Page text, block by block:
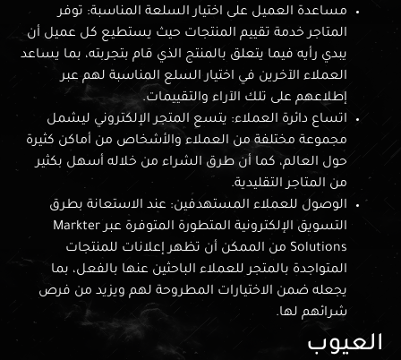
مساعدة العميل على اختيار السلعة المناسبة: توفر
المتاجر خدمة تقييم المنتجات حيث يستطيع كل عميل أن
يبدي رأيه فيما يتعلق بالمنتج الذي قام بتجربته، بما يساعد
العملاء الآخرين في اختيار السلع المناسبة لهم عبر
إطلاعهم على تلك الآراء والتقييمات.
اتساع دائرة العملاء: يتسع المتجر الإلكتروني ليشمل
مجموعة مختلفة من العملاء والأشخاص من أماكن كثيرة
حول العالم، كما أن طرق الشراء من خلاله أسهل بكثير
من المتاجر التقليدية.
الوصول للعملاء المستهدفين: عند الاستعانة بطرق
التسويق الإلكترونية المتطورة المتوفرة عبر Markter
Solutions من الممكن أن تظهر إعلانات للمنتجات
المتواجدة بالمتجر للعملاء الباحثين عنها بالفعل، بما
يجعله ضمن الاختيارات المطروحة لهم ويزيد من فرص
شرائهم لها.
العيوب